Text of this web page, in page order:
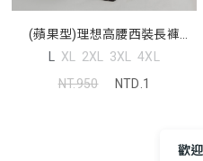
(蘋果型)理想高腰西裝長褲
MISS. 中大尺碼褲子
L XL 2XL 3XL 4XL
NT.950
NTD.1
歡